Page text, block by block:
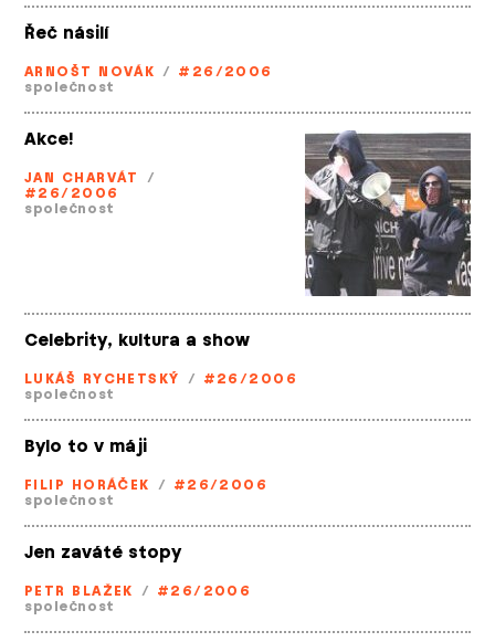
Řeč násilí
ARNOŠT NOVÁK / #26/2006
společnost
Akce!
JAN CHARVÁT
/
#26/2006
společnost
Celebrity, kultura a show
LUKÁŠ RYCHETSKÝ / #26/2006
společnost
Bylo to v máji
FILIP HORÁČEK / #26/2006
společnost
Jen zaváté stopy
PETR BLAŽEK / #26/2006
společnost